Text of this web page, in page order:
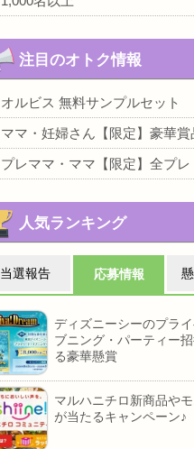
注目のオトク情報
オルビス 無料サンプルセット
ママ・妊婦さん【限定】豪華賞
プレママ・ママ【限定】全プレ
人気ランキング
当選報告 応募情報
ディズニーシーのプラ
ブニング・パーティー
る豪華懸賞
マルハニチロ新商品や
が当たるキャンペーン♪